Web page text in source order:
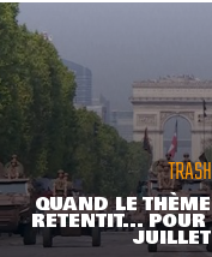
QUAND LE
RETENTIT...